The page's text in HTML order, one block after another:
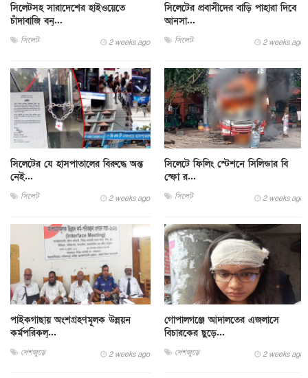
সিলেটসহ সারাদেশের হাইওয়েতে
চাঁদাবাজি বন্...
সিলেট 2 weeks ago
সিলেটের প্রবাসীদের বাড়ি পাহারা দিবে
আনসা...
সিলেট 2 weeks ago
সিলেটের যে হাসপাতালের বিরুদ্ধে অন্ত
নেই...
সিলেট 2 weeks ago
সিলেটে ফিলিং স্টেশনে সিলিন্ডার বি
স্ফো র...
সিলেট 2 weeks ago
পাইকগাছায় অংশগ্রহণমূলক উন্নয়ন
কর্মপরিকল্...
দেশজুড়ে 2 weeks ago
গোপালগঞ্জে আদালতের এজলাসে
বিচারকের ছুড়ে...
দেশজুড়ে 2 weeks ago